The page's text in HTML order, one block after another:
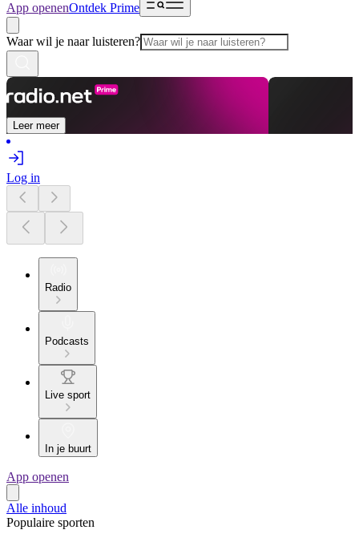
App openenOntdek Prime
Waar wil je naar luisteren?
Leer meer
Log in
Radio
Podcasts
Live sport
In je buurt
App openen
Alle inhoud
Populaire sporten